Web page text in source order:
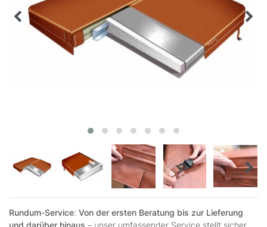
Rundum-Service: Von der ersten Beratung bis zur Lieferung
und darüber hinaus – unser umfassender Service stellt sicher,